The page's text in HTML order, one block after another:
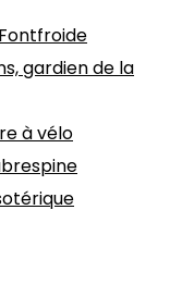
gardien de la
à vélo